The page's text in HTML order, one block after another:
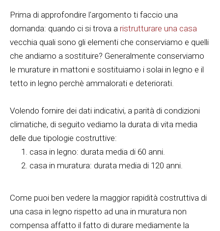
Prima di approfondire l'argomento ti faccio una
domanda: quando ci si trova a ristrutturare una casa
vecchia quali sono gli elementi che conserviamo e quelli
che andiamo a sostituire? Generalmente conserviamo
le murature in mattoni e sostituiamo i solai in legno e il
tetto in legno perchè ammalorati e deteriorati.
Volendo fornire dei dati indicativi, a parità di condizioni
climatiche, di seguito vediamo la durata di vita media
delle due tipologie costruttive:
casa in legno: durata media di 60 anni.
casa in muratura: durata media di 120 anni.
Come puoi ben vedere la maggior rapidità costruttiva di
una casa in legno rispetto ad una in muratura non
compensa affatto il fatto di durare mediamente la